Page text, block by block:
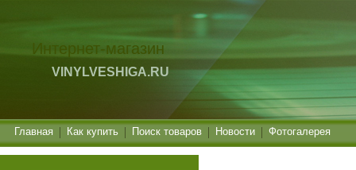
Интернет-магазин
VINYLVESHIGA.RU
Главная Как купить Поиск товаров Новости Фотогалерея